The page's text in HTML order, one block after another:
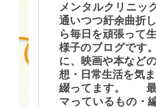
メンタルクリニッ
通いつつ紆余曲折
ら毎日を頑張って
様子のブログです
に、映画や本など
想・日常生活を気
綴ってます。 最
マっているもの・